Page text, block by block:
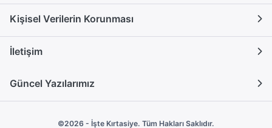
Kişisel Verilerin Korunması
İletişim
Güncel Yazılarımız
©2026 - İşte Kırtasiye. Tüm Hakları Saklıdır.